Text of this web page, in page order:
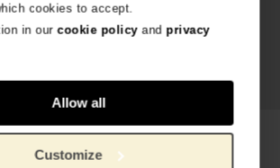
cookies to accept.
in ourcookie policyand privacy
Allow all
Customize
MuseARTa x Van Gogh Museum
elastano